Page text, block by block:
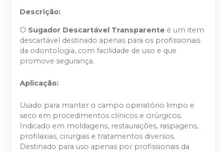
Descrição:
O Sugador Descartável Transparente é um item
descartável destinado apenas para os profissionais
da odontologia, com facilidade de uso e que
promove segurança.
Aplicação:
Usado para manter o campo operatório limpo e
seco em procedimentos clínicos e cirúrgicos.
Indicado em moldagens, restaurações, raspagens,
profilaxias, cirurgias e tratamentos diversos.
Destinado para uso apenas por profissionais da